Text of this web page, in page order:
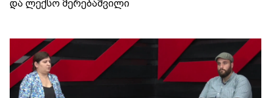
და ლექსო მერებაშვილი